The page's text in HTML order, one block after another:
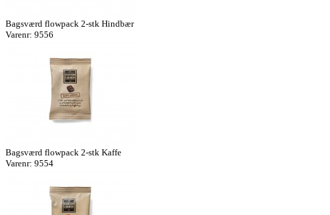
Bagsværd flowpack 2-stk Hindbær
Varenr: 9556
Bagsværd flowpack 2-stk Kaffe
Varenr: 9554